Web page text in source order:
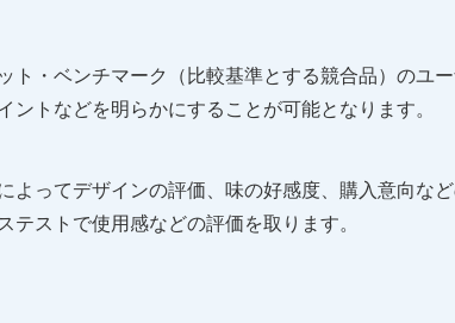
・ベンチマーク（比較基準とする競合品）のユ
トなどを明らかにすることが可能となります。
ってデザインの評価、味の好感度、購入意向な
ストで使用感などの評価を取ります。